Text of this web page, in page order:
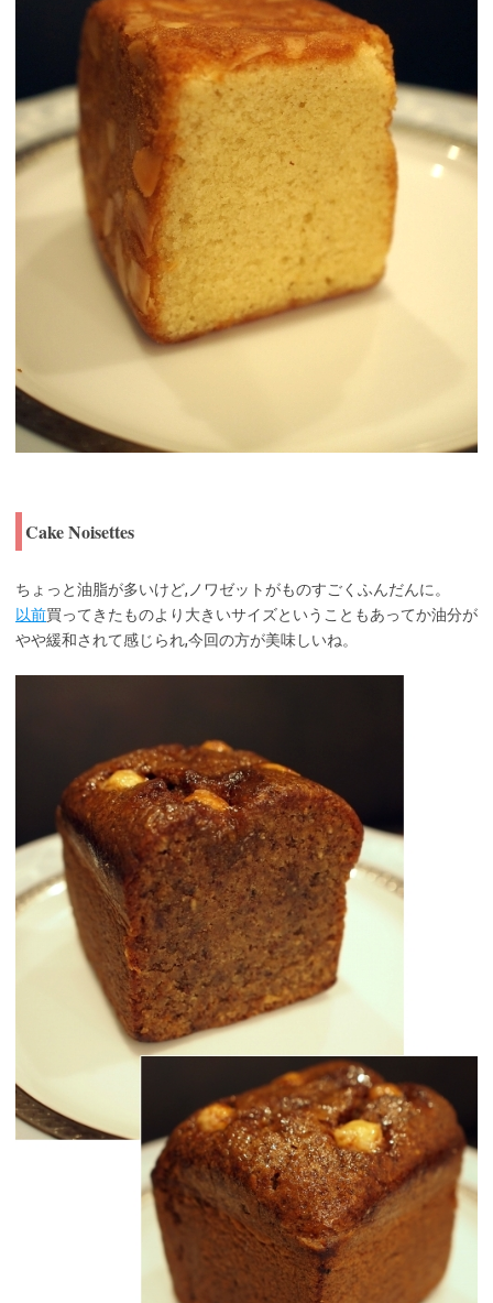
Cake Noisettes
ちょっと油脂が多いけど,ノワゼットがものすごくふんだんに。
以前買ってきたものより大きいサイズということもあってか油分が
やや緩和されて感じられ,今回の方が美味しいね。